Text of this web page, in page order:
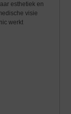
esthetiek en
visie
werkt